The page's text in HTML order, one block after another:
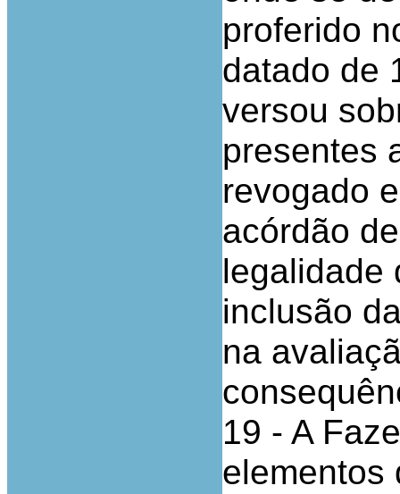
proferido
datado de
versou
presentes
revogado
acórdão
legalidade
inclusão
na
19 - A
elementos